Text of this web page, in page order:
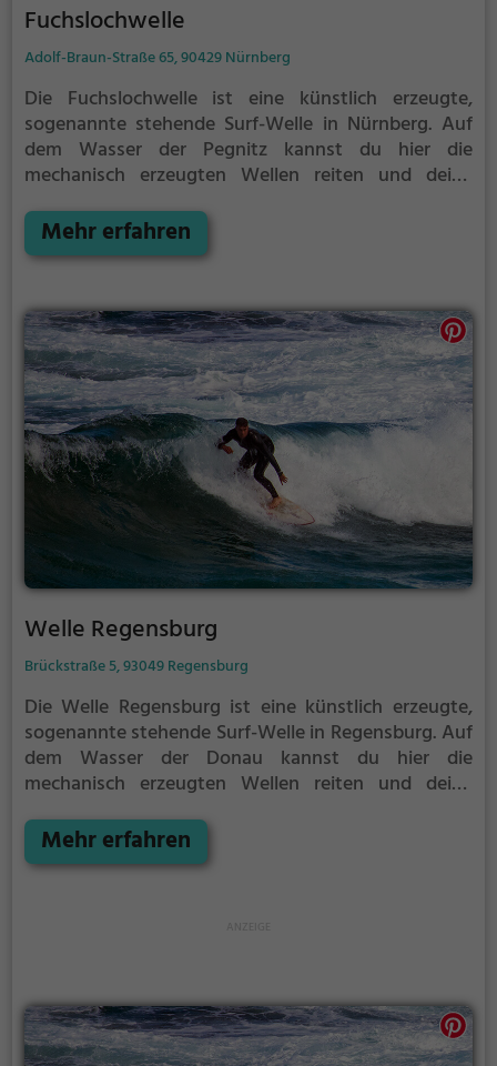
Fuchslochwelle
Adolf-Braun-Straße 65, 90429 Nürnberg
Die Fuchslochwelle ist eine künstlich erzeugte,
sogenannte stehende Surf-Welle in Nürnberg. Auf
dem Wasser der Pegnitz kannst du hier die
mechanisch erzeugten Wellen reiten und deine
für erfahrene Surfer geeignet.
Mehr erfahren
Welle Regensburg
Brückstraße 5, 93049 Regensburg
Die Welle Regensburg ist eine künstlich erzeugte,
sogenannte stehende Surf-Welle in Regensburg. Auf
dem Wasser der Donau kannst du hier die
mechanisch erzeugten Wellen reiten und deine
nur für erfahrene Surfer geeignet.
Mehr erfahren